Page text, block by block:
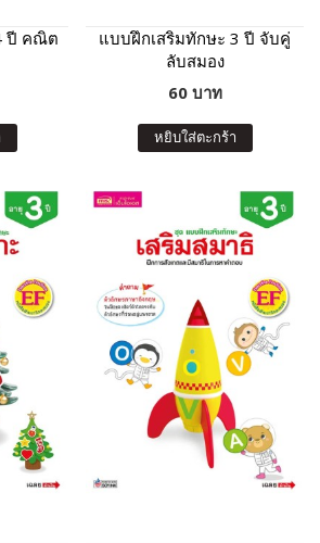
ปี คณิต
แบบฝึกเสริมทักษะ 3 ปี จับคู่
ลับสมอง
60 บาท
หยิบใส่ตะกร้า